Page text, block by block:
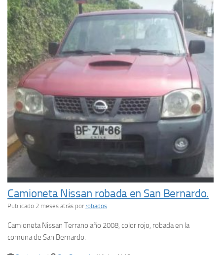
Camioneta Nissan robada en San Bernardo.
Publicado 2 meses atrás por robados
Camioneta Nissan Terrano año 2008, color rojo, robada en la
comuna de San Bernardo.